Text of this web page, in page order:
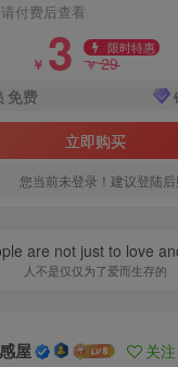
付费后查看
￥ 3 限时特惠
￥29
免费
立即购买
您当前未登录！建议登陆
are not just to love
人不是仅仅为了爱而生存的
屋 关注